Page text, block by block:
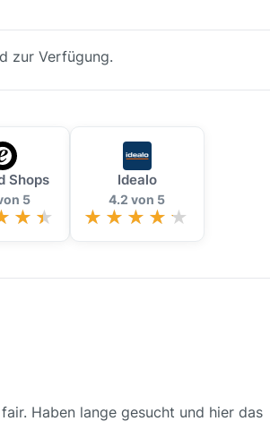
zur Verfügung.
Shops
5
Idealo
4.2 von 5
Haben lange gesucht und hier das